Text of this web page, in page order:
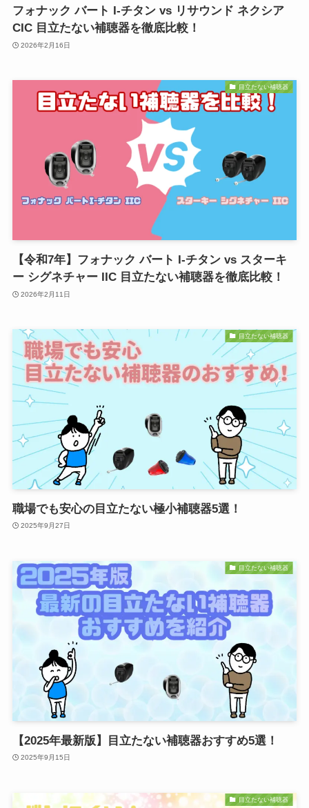
フォナック バート I-チタン vs リサウンド ネクシア
CIC 目立たない補聴器を徹底比較！
2026年2月16日
目立たない補聴器
【令和7年】フォナック バート I-チタン vs スターキ
ー シグネチャー IIC 目立たない補聴器を徹底比較！
2026年2月11日
目立たない補聴器
職場でも安心の目立たない極小補聴器5選！
2025年9月27日
目立たない補聴器
【2025年最新版】目立たない補聴器おすすめ5選！
2025年9月15日
目立たない補聴器